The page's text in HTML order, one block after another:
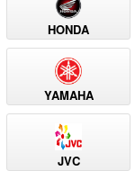
HONDA
YAMAHA
JVC